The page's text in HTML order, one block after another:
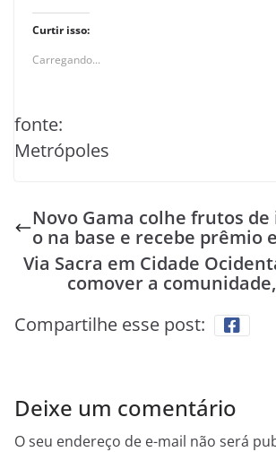
Curtir isso:
Carregando...
fonte:
Metrópoles
Novo Gama colhe frutos
o na base e recebe prêmio
Via Sacra em Cidade
comover a
Compartilhe esse post:
Deixe um comentário
O seu endereço de e-mail não será